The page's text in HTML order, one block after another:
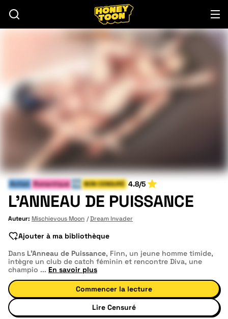
Action Romantique NON CENSURÉ 4.8/5
L'ANNEAU DE PUISSANCE
Auteur: Mischievous Moon Dream Invader
Ajouter à ma bibliothèque
Dans L'Anneau de Puissance, Finn, un jeune homme timide,
intègre un club de catch féminin et rencontre Diva, une
champio ... En savoir plus
Commencer la lecture
Lire Censuré